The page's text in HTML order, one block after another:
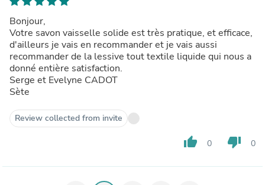
Bonjour,
Votre savon vaisselle solide est très pratique, et efficace,
d'ailleurs je vais en recommander et je vais aussi
recommander de la lessive tout textile liquide qui nous a
donné entière satisfaction.
Serge et Evelyne CADOT
Sète
Review collected from invite
thumb_up 0 thumb_down 0